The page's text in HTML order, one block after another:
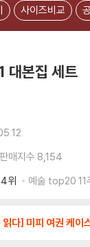
사이즈비교
대본집 세트
판매지수 8,154
위 예술 top20 11
다] 미피 여권 케이